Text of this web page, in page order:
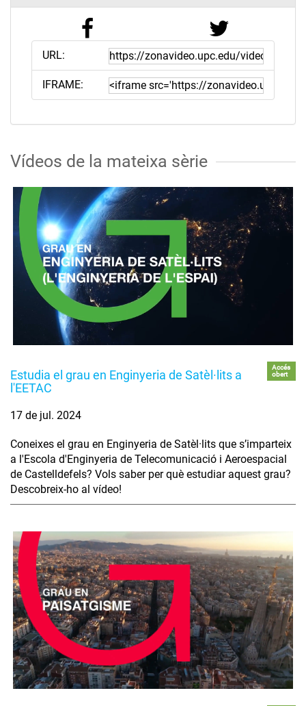
URL:
IFRAME:
Vídeos de la mateixa sèrie
Estudia el grau en Enginyeria de Satèl·lits a
l'EETAC
Accés
obert
17 de jul. 2024
Coneixes el grau en Enginyeria de Satèl·lits que s’imparteix
a l'Escola d'Enginyeria de Telecomunicació i Aeroespacial
de Castelldefels? Vols saber per què estudiar aquest grau?
Descobreix-ho al vídeo!